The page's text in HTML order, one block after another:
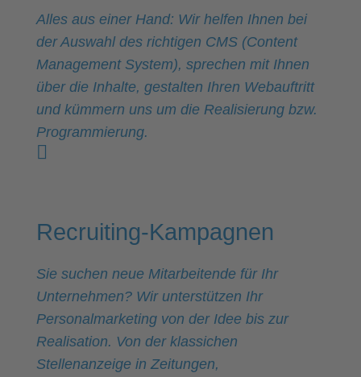
Alles aus einer Hand: Wir helfen Ihnen bei
der Auswahl des richtigen CMS (Content
Management System), sprechen mit Ihnen
über die Inhalte, gestalten Ihren Webauftritt
und kümmern uns um die Realisierung bzw.
Programmierung.
Recruiting-Kampagnen
Sie suchen neue Mitarbeitende für Ihr
Unternehmen? Wir unterstützen Ihr
Personalmarketing von der Idee bis zur
Realisation. Von der klassichen
Stellenanzeige in Zeitungen,